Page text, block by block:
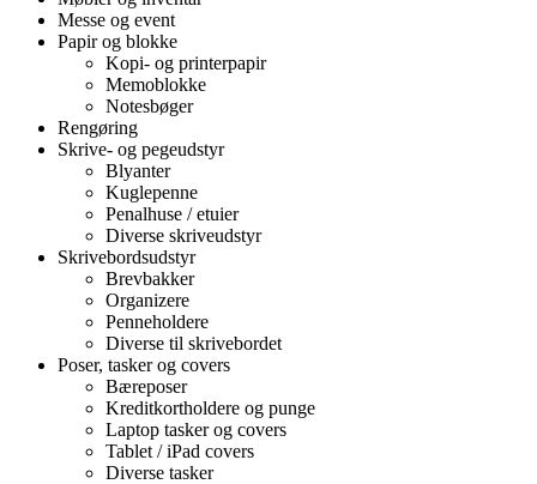
Messe og event
Papir og blokke
Kopi- og printerpapir
Memoblokke
Notesbøger
Rengøring
Skrive- og pegeudstyr
Blyanter
Kuglepenne
Penalhuse / etuier
Diverse skriveudstyr
Skrivebordsudstyr
Brevbakker
Organizere
Penneholdere
Diverse til skrivebordet
Poser, tasker og covers
Bæreposer
Kreditkortholdere og punge
Laptop tasker og covers
Tablet / iPad covers
Diverse tasker